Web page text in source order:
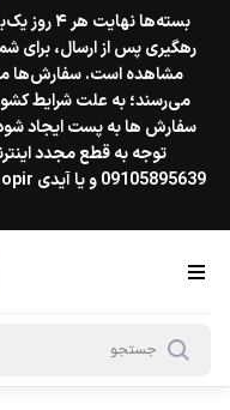
بسته‌ها
رهگیری پس از ارسال، برای
می‌رسند؛ به علت شرایط
سفارش ها به پست ایجاد
توجه به قطع مجدد